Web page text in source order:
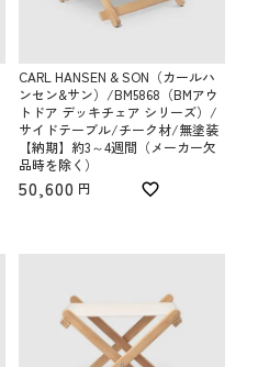
CARL HANSEN & SON（カールハ
ンセン&サン）/BM5868（BMアウ
トドア デッキチェア シリーズ）/
サイドテーブル/チーク材/無塗装
【納期】約3～4週間（メーカー欠
品時を除く）
50,600